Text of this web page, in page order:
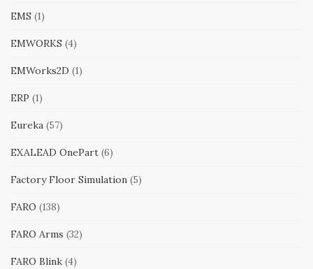
EMS (1)
EMWORKS (4)
EMWorks2D (1)
ERP (1)
Eureka (57)
EXALEAD OnePart (6)
Factory Floor Simulation (5)
FARO (138)
FARO Arms (32)
FARO Blink (4)